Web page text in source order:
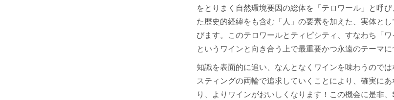
をとりまく自然環境要因の総体を「テロワール」と呼
た歴史的経緯をも含む「人」の要素を加えた、実体と
びます。このテロワールとティピシティ、すなわち「
というワインと向き合う上で最重要かつ永遠のテーマに
知識を表面的に追い、なんとなくワインを味わうので
スティングの両輪で追求していくことにより、確実に
り、よりワインがおいしくなります！この機会に是非